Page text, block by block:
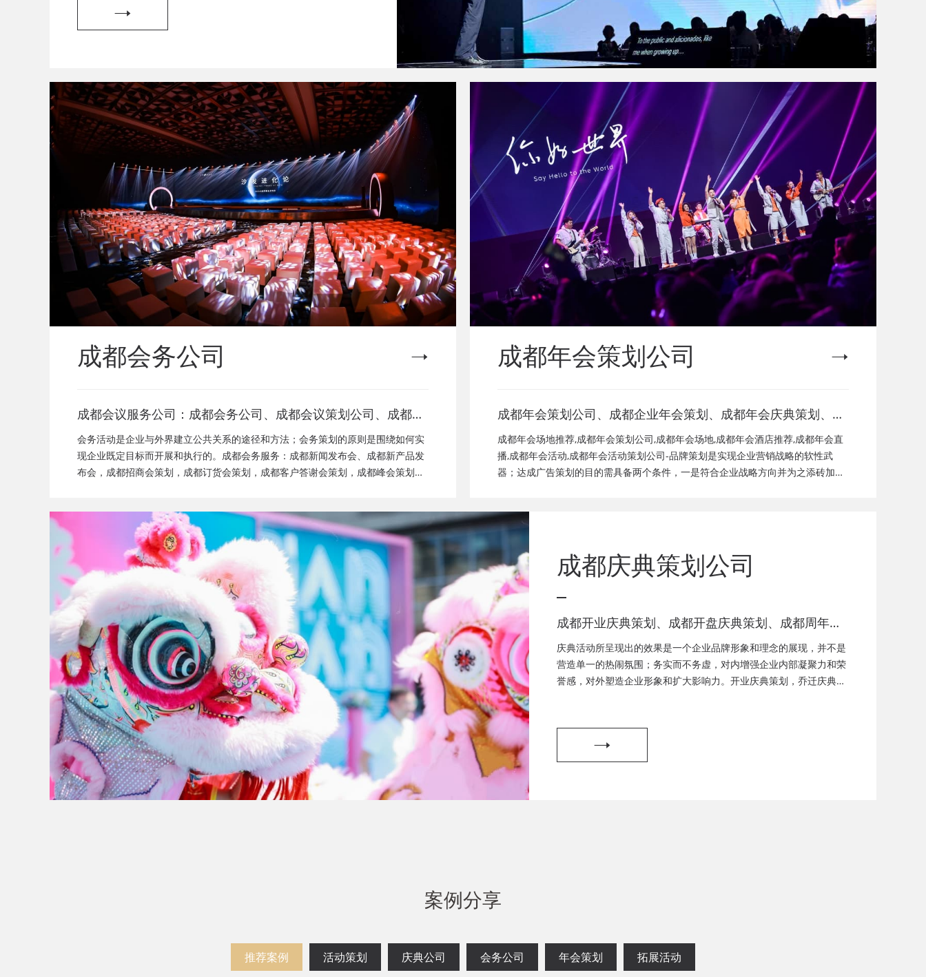
成都会务公司
成都会议服务公司：成都会务公司、成都会议策划公司、成都新
闻发布会策划、成都新产品发布会策划、成都经销商会议策划、
成都招商会策划、成都订货会策划、成都颁奖会策划、成都客户
答谢会策划、成都高峰论坛策划公司、成都年会策划、成都会议
会务活动是企业与外界建立公共关系的途径和方法；会务策划的原则是围绕如何实
现企业既定目标而开展和执行的。成都会务服务：成都新闻发布会、成都新产品发
布会，成都招商会策划，成都订货会策划，成都客户答谢会策划，成都峰会策划公
成都年会策划公司
成都年会策划公司、成都企业年会策划、成都年会庆典策划、成
都年会节目表演、成都年会节目演出、成都年会活动策划公司、
成都年会布置公司，成都年会现场搭建公司，成都年会节目表
演，年会节目创意节目，年会策划方案详细流程，年会策划，年
成都年会场地推荐,成都年会策划公司,成都年会场地,成都年会酒店推荐,成都年会直
播,成都年会活动,成都年会活动策划公司-品牌策划是实现企业营销战略的软性武
器；达成广告策划的目的需具备两个条件，一是符合企业战略方向并为之添砖加
成都庆典策划公司
成都开业庆典策划、成都开盘庆典策划、成都周年庆
典策划、成都启动仪式策划、成都揭幕仪式策划、成
都开工仪式策划、成都竣工仪式策划、成都封顶仪式
策划、成都奠基仪式策划、成都签约仪式策划、成都
划
庆典活动所呈现出的效果是一个企业品牌形象和理念的展现，并不是
营造单一的热闹氛围；务实而不务虚，对内增强企业内部凝聚力和荣
誉感，对外塑造企业形象和扩大影响力。开业庆典策划，乔迁庆典策
案例分享
推荐案例 活动策划 庆典公司 会务公司 年会策划 拓展活动